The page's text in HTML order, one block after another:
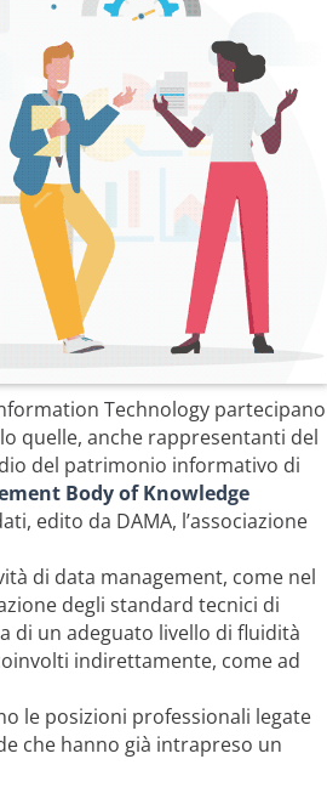
Technology partecipano
quelle, anche rappresentanti del
del patrimonio informativo di
Body of Knowledge
edito da DAMA, l’associazione
di data management, come nel
degli standard tecnici di
di un adeguato livello di fluidità
indirettamente, come ad
le posizioni professionali legate
che hanno già intrapreso un